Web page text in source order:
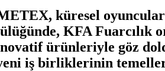
küresel
KFA Fuarcılık
ürünleriyle göz
iş birliklerinin